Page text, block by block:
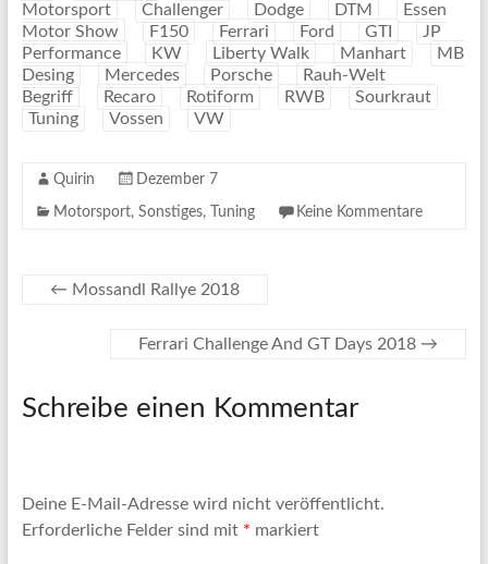
Motorsport
Challenger Dodge DTM
Essen
Motor Show
F150 Ferrari Ford GTI
JP
Performance
KW Liberty Walk Manhart
MB
Desing
Mercedes Porsche
Rauh-Welt
Begriff
Recaro Rotiform RWB
Sourkraut
Tuning
Vossen VW
Quirin Dezember 7
Motorsport, Sonstiges, Tuning Keine Kommentare
← Mossandl Rallye 2018
Ferrari Challenge And GT Days 2018 →
Schreibe einen Kommentar
Deine E-Mail-Adresse wird nicht veröffentlicht.
Erforderliche Felder sind mit * markiert